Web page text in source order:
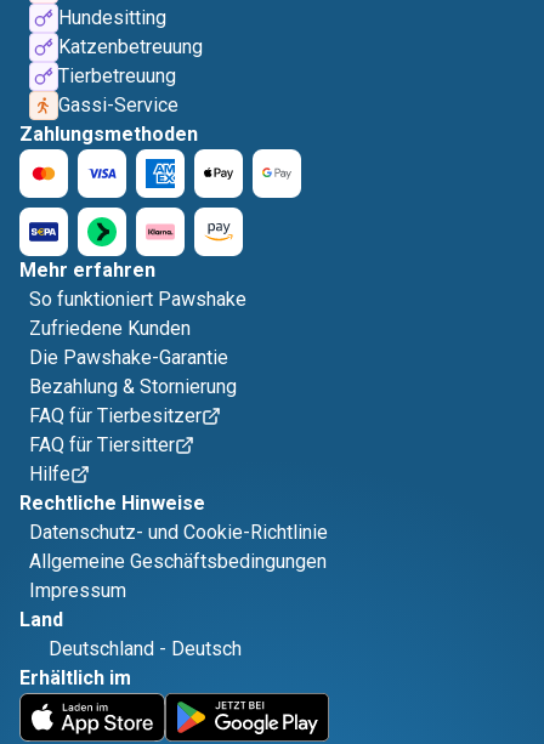
Hundesitting
Katzenbetreuung
Tierbetreuung
Gassi-Service
Zahlungsmethoden
Mehr erfahren
So funktioniert Pawshake
Zufriedene Kunden
Die Pawshake-Garantie
Bezahlung & Stornierung
FAQ für Tierbesitzer
FAQ für Tiersitter
Hilfe
Rechtliche Hinweise
Datenschutz- und Cookie-Richtlinie
Allgemeine Geschäftsbedingungen
Impressum
Land
Deutschland - Deutsch
Erhältlich im